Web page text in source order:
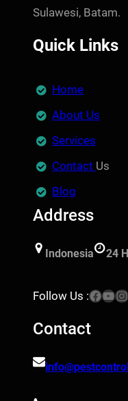
Sulawesi, Batam.
Quick Links
Home
About Us
Services
Contact Us
Blog
Address
Indonesia 24 H
Follow Us :Facebook YouTube Instagram
Contact